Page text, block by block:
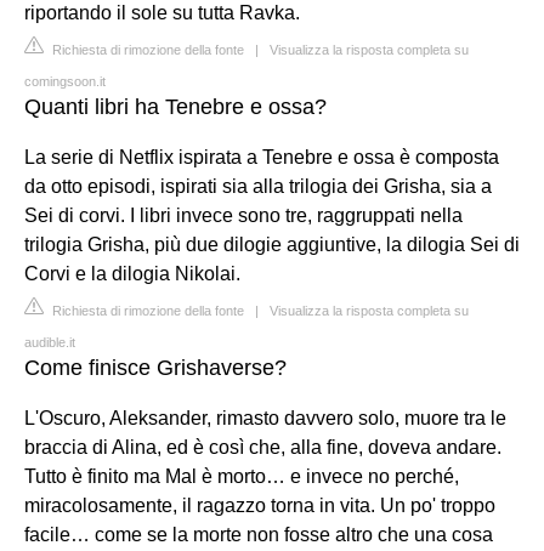
riportando il sole su tutta Ravka.
Richiesta di rimozione della fonte | Visualizza la risposta completa su
comingsoon.it
Quanti libri ha Tenebre e ossa?
La serie di Netflix ispirata a Tenebre e ossa è composta
da otto episodi, ispirati sia alla trilogia dei Grisha, sia a
Sei di corvi. I libri invece sono tre, raggruppati nella
trilogia Grisha, più due dilogie aggiuntive, la dilogia Sei di
Corvi e la dilogia Nikolai.
Richiesta di rimozione della fonte | Visualizza la risposta completa su
audible.it
Come finisce Grishaverse?
L'Oscuro, Aleksander, rimasto davvero solo, muore tra le
braccia di Alina, ed è così che, alla fine, doveva andare.
Tutto è finito ma Mal è morto… e invece no perché,
miracolosamente, il ragazzo torna in vita. Un po' troppo
facile… come se la morte non fosse altro che una cosa